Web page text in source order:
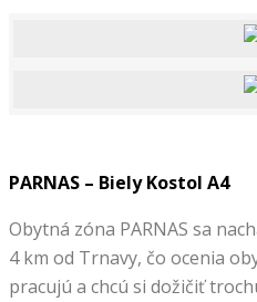
PARNAS – Biely Kostol A4
Obytná zóna PARNAS sa
4 km od Trnavy, čo ocenia
pracujú a chcú si dožičiť